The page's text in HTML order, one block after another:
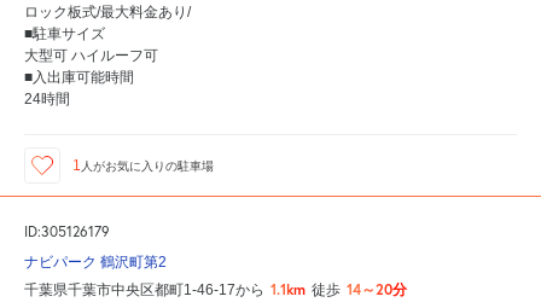
ロック板式/最大料金あり/
■駐車サイズ
大型可 ハイルーフ可
■入出庫可能時間
24時間
1 人がお気に入りの駐車場
ID:305126179
ナビパーク 鶴沢町第2
千葉県千葉市中央区都町1-46-17から 1.1km 徒歩 14～20分